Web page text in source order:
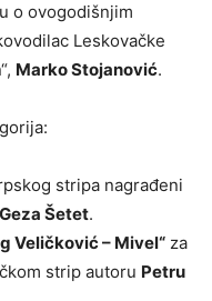
o ovogodišnjim
Leskovačke
Marko Stojanović.
stripa nagrađeni
Geza Šetet.
Veličković – Mivel“ za
strip autoru Petru